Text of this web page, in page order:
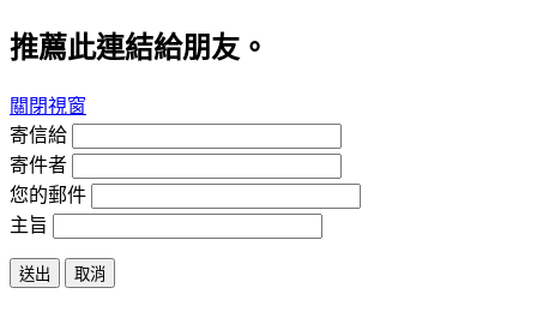
推薦此連結給朋友。
關閉視窗
寄信給
寄件者
您的郵件
主旨
送出 取消